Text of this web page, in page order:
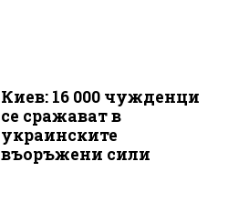
Киев: 16 000 чужденци
се сражават в
украинските
въоръжени сили